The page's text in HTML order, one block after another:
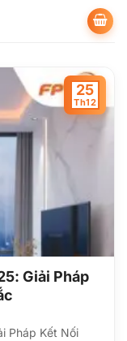
Giải Pháp
Pháp Kết Nối
25
Th12